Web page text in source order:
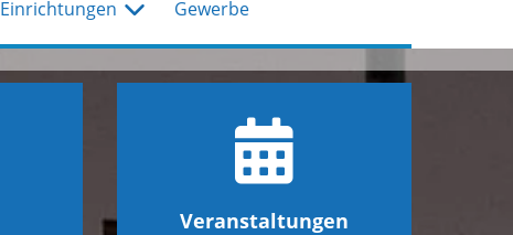
Einrichtungen Gewerbe
Veranstaltungen